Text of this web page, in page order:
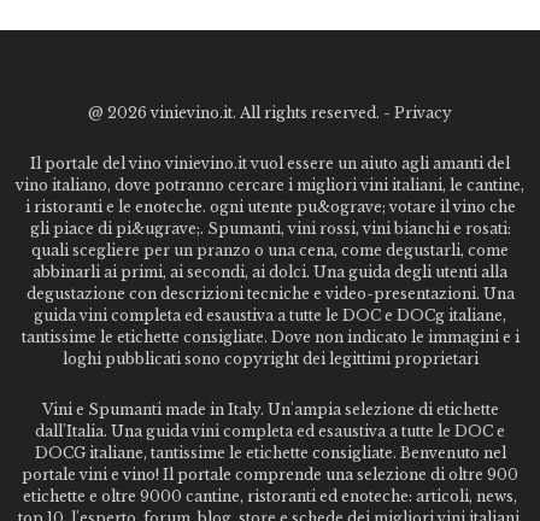
@ 2026 vinievino.it. All rights reserved. - Privacy
Il portale del vino vinievino.it vuol essere un aiuto agli amanti del
vino italiano, dove potranno cercare i migliori vini italiani, le cantine,
i ristoranti e le enoteche. ogni utente pu&ograve; votare il vino che
gli piace di pi&ugrave;. Spumanti, vini rossi, vini bianchi e rosati:
quali scegliere per un pranzo o una cena, come degustarli, come
abbinarli ai primi, ai secondi, ai dolci. Una guida degli utenti alla
degustazione con descrizioni tecniche e video-presentazioni. Una
guida vini completa ed esaustiva a tutte le DOC e DOCg italiane,
tantissime le etichette consigliate. Dove non indicato le immagini e i
loghi pubblicati sono copyright dei legittimi proprietari
Vini e Spumanti made in Italy. Un'ampia selezione di etichette
dall'Italia. Una guida vini completa ed esaustiva a tutte le DOC e
DOCG italiane, tantissime le etichette consigliate. Benvenuto nel
portale vini e vino! Il portale comprende una selezione di oltre 900
etichette e oltre 9000 cantine, ristoranti ed enoteche: articoli, news,